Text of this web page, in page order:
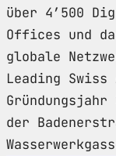
über 4’500
Offices und
globale
Leading
der